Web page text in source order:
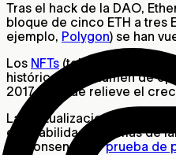
Tras el hack de la DAO,
bloque de cinco ETH a tres
ejemplo, Polygon) se han
Los NFTs (tokens no
históricos. El volumen de
2017 puso de relieve el
Las actualizaciones de
escalabilidad. Además de
de consenso deprueba de